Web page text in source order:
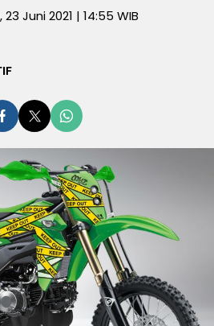
23 Juni 2021 | 14:55 WIB